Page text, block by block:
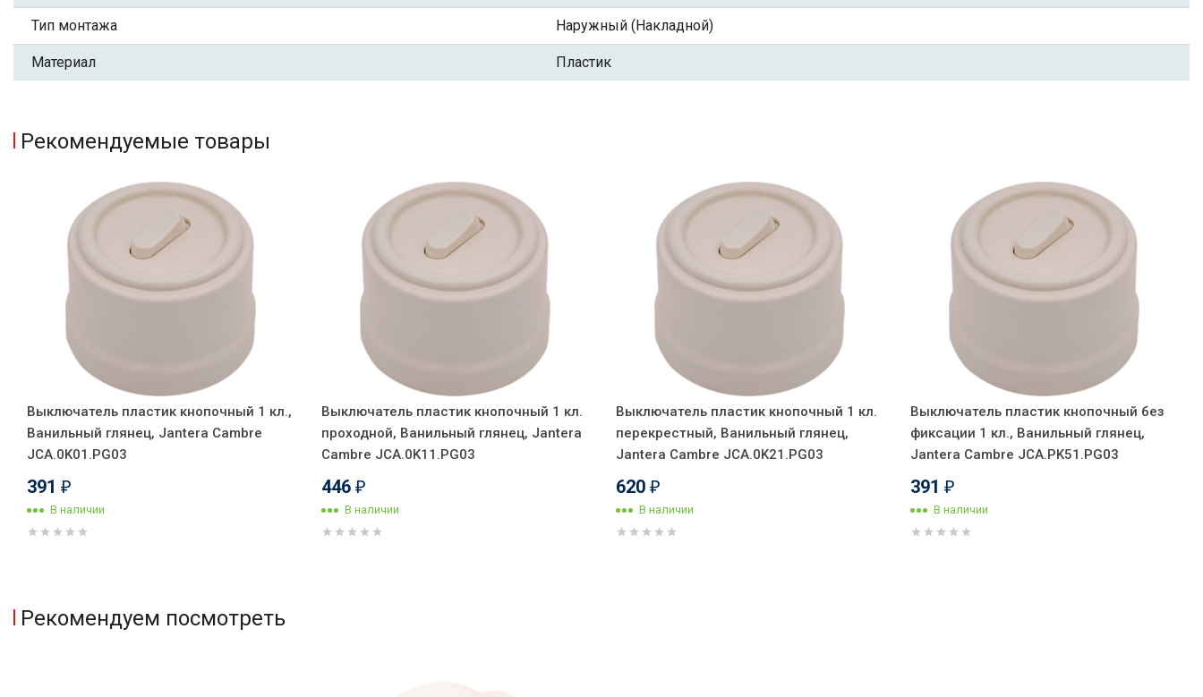
Тип монтажа Наружный (Накладной)
Материал Пластик
Рекомендуемые товары
Выключатель пластик кнопочный 1 кл.,
Ванильный глянец, Jantera Cambre
JCA.0K01.PG03
391 ₽
В наличии
Выключатель пластик кнопочный 1 кл.
проходной, Ванильный глянец, Jantera
Cambre JCA.0K11.PG03
446 ₽
В наличии
Выключатель пластик кнопочный 1 кл.
перекрестный, Ванильный глянец,
Jantera Cambre JCA.0K21.PG03
620 ₽
В наличии
Выключатель пластик кнопочный без
фиксации 1 кл., Ванильный глянец,
Jantera Cambre JCA.PK51.PG03
391 ₽
В наличии
Рекомендуем посмотреть